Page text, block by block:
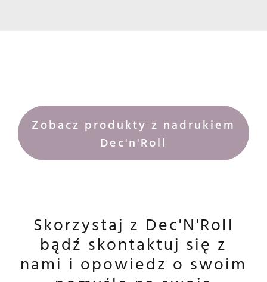
Zobacz produkty z nadrukiem
Dec'n'Roll
Skorzystaj z Dec'N'Roll
bądź skontaktuj się z
nami i opowiedz o swoim